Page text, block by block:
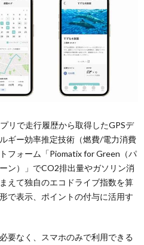
リで走行履歴から取得したGPSデ
ギー効率推定技術（燃費/電力消費
フォーム「Piomatix for Green（パ
ン）」でCO2排出量やガソリン消
えて独自のエコドライブ指数を算
で表示、ポイントの付与に活用す
要なく、スマホのみで利用できる